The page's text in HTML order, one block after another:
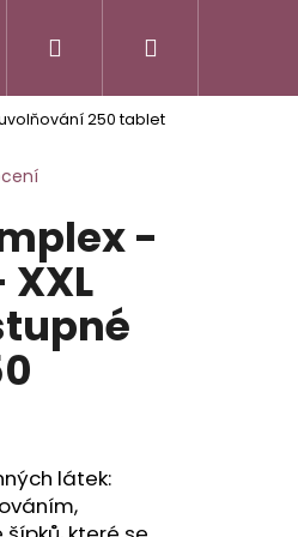
Přihlášení
250 tablet
-
látek: